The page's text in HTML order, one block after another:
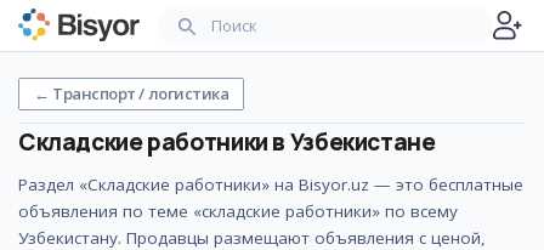
← Транспорт / логистика
Складские работникив Узбекистане
Раздел «Складские работники» на Bisyor.uz — это бесплатные
объявления по теме «складские работники» по всему
Узбекистану. Продавцы размещают объявления с ценой,